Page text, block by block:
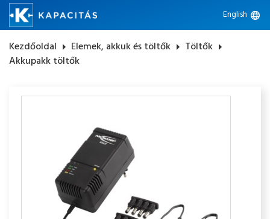
English language
Kezdőoldal arrow_right Elemek, akkuk és töltők arrow_right Töltők arrow_right
Akkupakk töltők